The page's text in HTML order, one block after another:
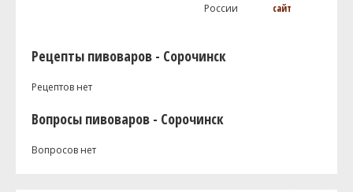
России
сайт
Рецепты пивоваров - Сорочинск
Рецептов нет
Вопросы пивоваров - Сорочинск
Вопросов нет